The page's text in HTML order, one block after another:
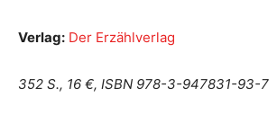
Verlag: Der Erzählverlag
352 S., 16 €, ISBN 978-3-947831-93-7